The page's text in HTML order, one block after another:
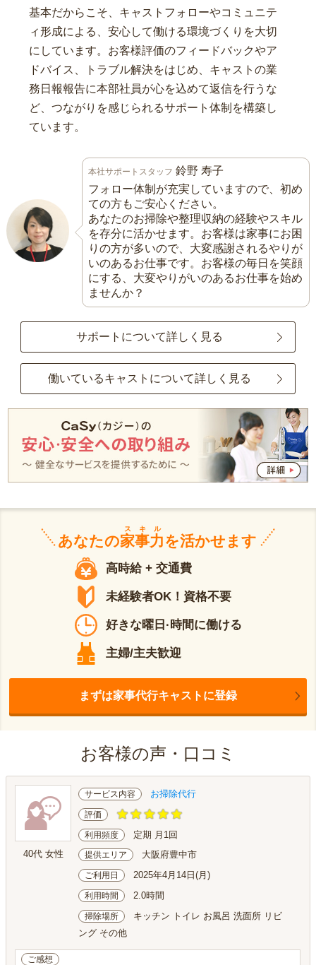
基本だからこそ、キャストフォローやコミュニテ
ィ形成による、安心して働ける環境づくりを大切
にしています。お客様評価のフィードバックやア
ドバイス、トラブル解決をはじめ、キャストの業
務日報報告に本部社員が心を込めて返信を行うな
ど、つながりを感じられるサポート体制を構築し
ています。
本社サポートスタッフ 鈴野 寿子
フォロー体制が充実していますので、初め
ての方もご安心ください。
あなたのお掃除や整理収納の経験やスキル
を存分に活かせます。お客様は家事にお困
りの方が多いので、大変感謝されるやりが
いのあるお仕事です。お客様の毎日を笑顔
にする、大変やりがいのあるお仕事を始め
ませんか？
サポートについて詳しく見る
働いているキャストについて詳しく見る
あなたの家事力
スキル
を活かせます
高時給 + 交通費
未経験者OK！資格不要
好きな曜日·時間に働ける
主婦/主夫歓迎
まずは家事代行キャストに登録
お客様の声・口コミ
40代 女性
サービス内容 お掃除代行
評価
利用頻度 定期 月1回
提供エリア 大阪府豊中市
ご利用日 2025年4月14日(月)
利用時間 2.0時間
掃除場所
キッチン トイレ お風呂 洗面所 リビ
ング その他
ご感想